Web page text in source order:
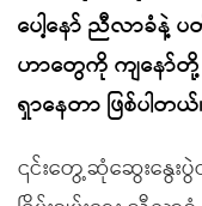
ပေါ့နော် ညီလာခံ
ဟာတွေကို ကျနော်တို့
ရှာနေတာ ဖြစ်ပါတယ်
၎င်းတွေ့ဆုံဆွေးနွေး